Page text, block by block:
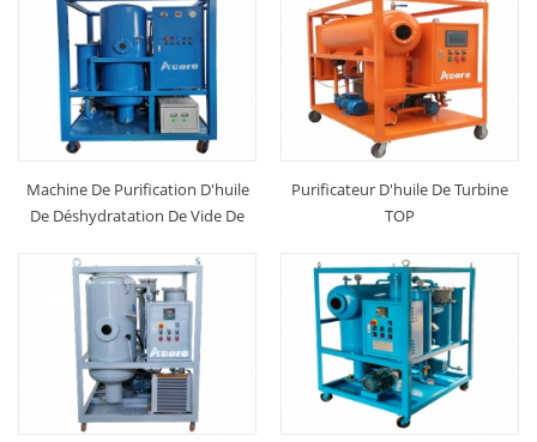
Machine De Purification D'huile
De Déshydratation De Vide De
Purificateur D'huile De Turbine
TOP